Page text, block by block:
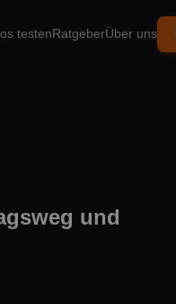
testenRatgeberÜber uns
und